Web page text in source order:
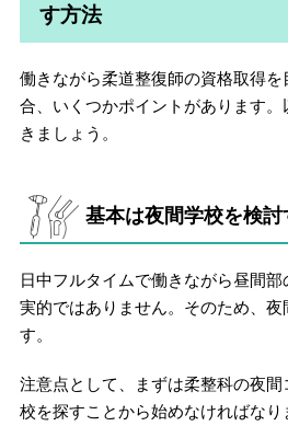
す方法
働きながら柔道整復師の資格取得
合、いくつかポイントがあります
きましょう。
基本は夜間学校を検
日中フルタイムで働きながら昼間
実的ではありません。そのため、夜
す。
注意点として、まずは柔整科の夜
校を探すことから始めなければな